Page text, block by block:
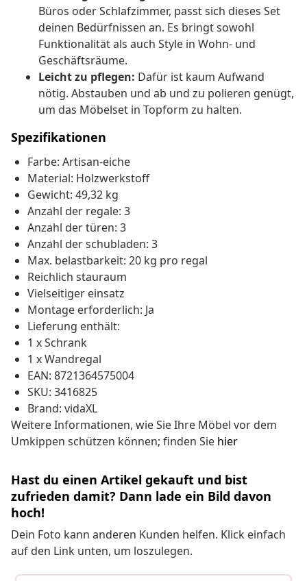
Büros oder Schlafzimmer, passt sich dieses Set
deinen Bedürfnissen an. Es bringt sowohl
Funktionalität als auch Style in Wohn- und
Geschäftsräume.
Leicht zu pflegen: Dafür ist kaum Aufwand
nötig. Abstauben und ab und zu polieren genügt,
um das Möbelset in Topform zu halten.
Spezifikationen
Farbe: Artisan-eiche
Material: Holzwerkstoff
Gewicht: 49,32 kg
Anzahl der regale: 3
Anzahl der türen: 3
Anzahl der schubladen: 3
Max. belastbarkeit: 20 kg pro regal
Reichlich stauraum
Vielseitiger einsatz
Montage erforderlich: Ja
Lieferung enthält:
1 x Schrank
1 x Wandregal
EAN: 8721364575004
SKU: 3416825
Brand: vidaXL
Weitere Informationen, wie Sie Ihre Möbel vor dem
Umkippen schützen können; finden Sie hier
Hast du einen Artikel gekauft und bist
zufrieden damit? Dann lade ein Bild davon
hoch!
Dein Foto kann anderen Kunden helfen. Klick einfach
auf den Link unten, um loszulegen.